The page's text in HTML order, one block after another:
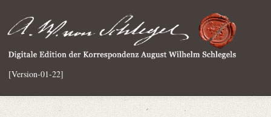
[Version-01-22]